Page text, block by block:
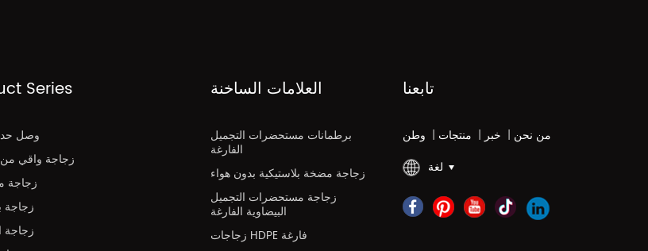
Series
2025 وصل
زجاجة واقي
زجاجة
زجاجة
زجاجة
العلامات الساخنة
برطمانات مستحضرات التجميل
الفارغة
زجاجة مضخة بلاستيكية بدون هواء
زجاجة مستحضرات التجميل
البيضاوية الفارغة
زجاجات HDPE فارغة
تابعنا
وطن | منتجات | خبر | من نحن
لغة